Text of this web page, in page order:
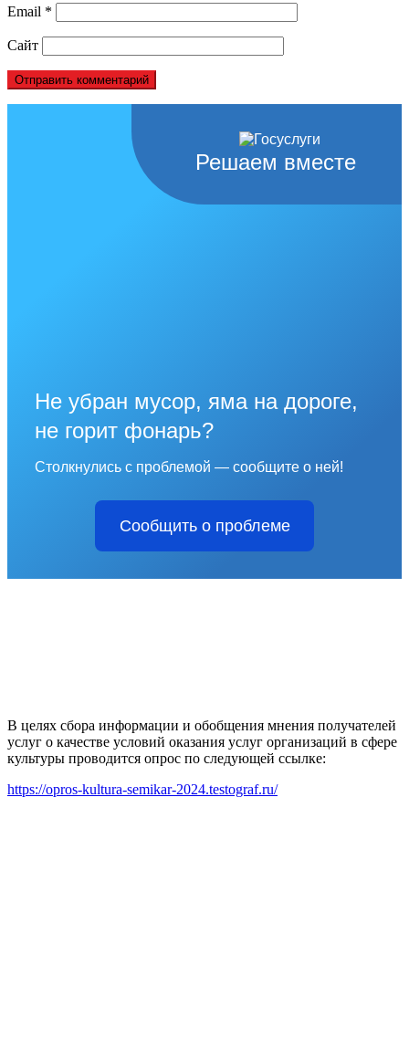
Email *
Сайт
Решаем вместе
Не убран мусор, яма на дороге,
не горит фонарь?
Столкнулись с проблемой — сообщите о ней!
Сообщить о проблеме
В целях сбора информации и обобщения мнения получателей
услуг о качестве условий оказания услуг организаций в сфере
культуры проводится опрос по следующей ссылке:
https://opros-kultura-semikar-2024.testograf.ru/